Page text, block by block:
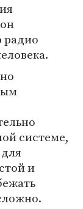
радио
системе,
и